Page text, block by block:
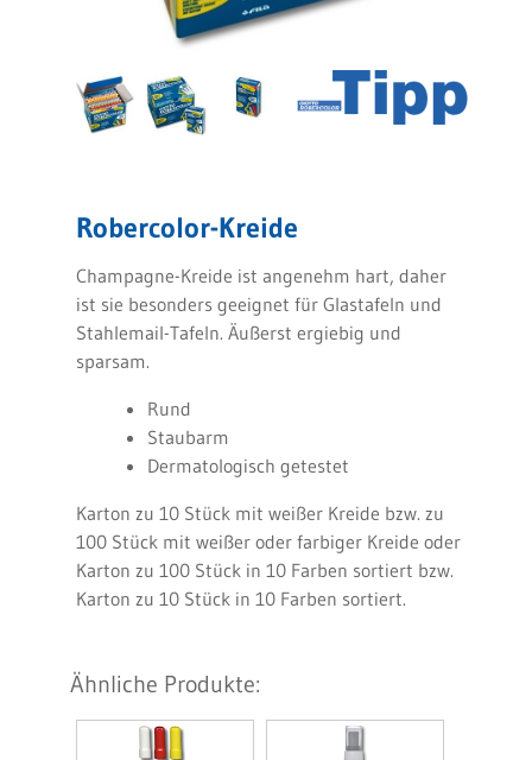
Robercolor-Kreide
Champagne-Kreide ist angenehm hart, daher
ist sie besonders geeignet für Glastafeln und
Stahlemail-Tafeln. Äußerst ergiebig und
sparsam.
Rund
Staubarm
Dermatologisch getestet
Karton zu 10 Stück mit weißer Kreide bzw. zu
100 Stück mit weißer oder farbiger Kreide oder
Karton zu 100 Stück in 10 Farben sortiert bzw.
Karton zu 10 Stück in 10 Farben sortiert.
Ähnliche Produkte: